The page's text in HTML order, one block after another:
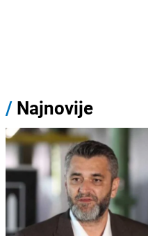
/ Najnovije